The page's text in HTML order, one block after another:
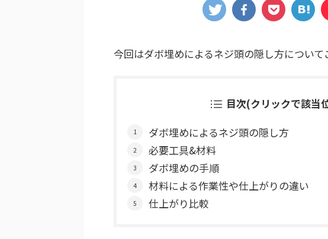
今回はダボ埋めによるネジ頭の隠し方について
目次(クリックで該当
ダボ埋めによるネジ頭の隠し方
必要工具&材料
ダボ埋めの手順
材料による作業性や仕上がりの違い
仕上がり比較